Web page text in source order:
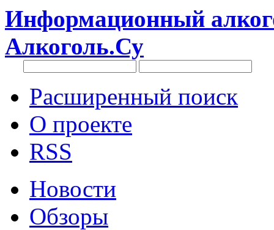
Информационный
Алкоголь.Су
Расширенный поиск
О проекте
RSS
Новости
Обзоры